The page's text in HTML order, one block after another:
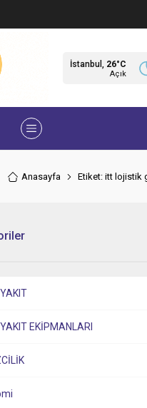
İstanbul, 26°C
Açık
Anasayfa Etiket: itt lojistik
EKİPMANLARI